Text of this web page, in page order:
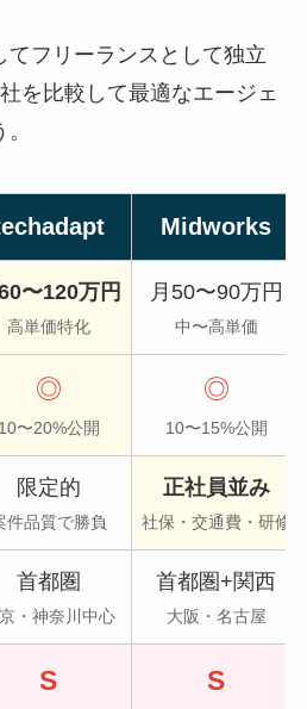
てフリーランスとして独立
を比較して最適なエージェ
Midworks
〜120万円
高単価特化
月50〜90万円
中〜高単価
◎
10〜20%公開
◎
10〜15%公開
限定的
件品質で勝負
正社員並み
社保・交通費・研修
首都圏
・神奈川中心
首都圏+関西
大阪・名古屋
S S